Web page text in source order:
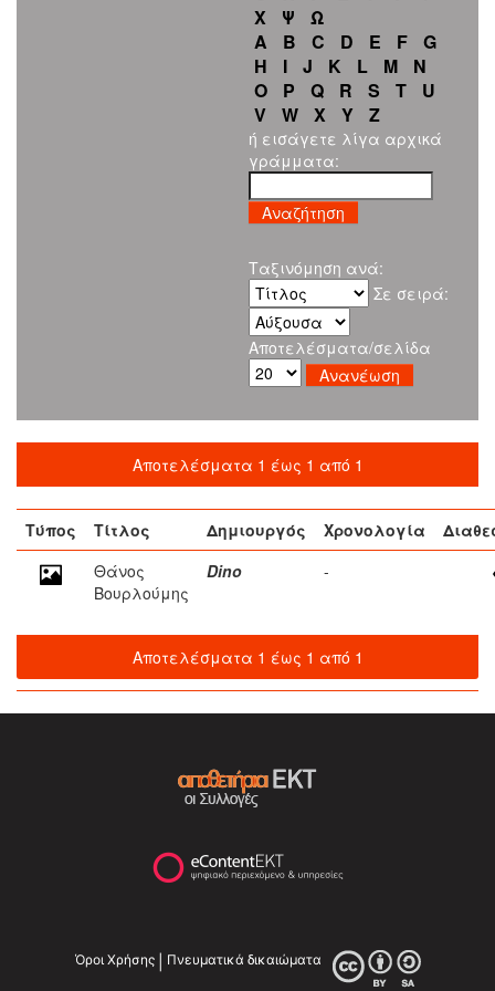
Χ
Ψ
Ω
A
B C D E F
G
H
I J K L M
N
O
P Q R S T
U
V
W X Y Z
ή εισάγετε λίγα αρχικά
γράμματα:
Ταξινόμηση ανά:
Σε σειρά:
Αποτελέσματα/σελίδα
Αποτελέσματα 1 έως 1 από 1
Τύπος Τίτλος Δημιουργός Χρονολογία
Θάνος
Βουρλούμης
Dino -
Αποτελέσματα 1 έως 1 από 1